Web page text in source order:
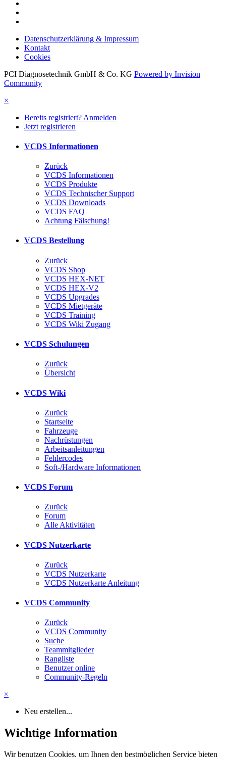
Datenschutzerklärung & Impressum
Kontakt
Cookies
PCI Diagnosetechnik GmbH & Co. KG Powered by Invision
Community
×
Bereits registriert? Anmelden
Jetzt registrieren
VCDS Informationen
Zurück
VCDS Informationen
VCDS Produkte
VCDS Technischer Support
VCDS Downloads
VCDS FAQ
Achtung Fälschung!
VCDS Bestellung
Zurück
VCDS Shop
VCDS HEX-NET
VCDS HEX-V2
VCDS Upgrades
VCDS Mietgeräte
VCDS Training
VCDS Wiki Zugang
VCDS Schulungen
Zurück
Übersicht
VCDS Wiki
Zurück
Startseite
Fahrzeuge
Nachrüstungen
Arbeitsanleitungen
Fehlercodes
Soft-/Hardware Informationen
VCDS Forum
Zurück
Forum
Alle Aktivitäten
VCDS Nutzerkarte
Zurück
VCDS Nutzerkarte
VCDS Nutzerkarte Anleitung
VCDS Community
Zurück
VCDS Community
Suche
Teammitglieder
Rangliste
Benutzer online
Community-Regeln
×
Neu erstellen...
Wichtige Information
Wir benutzen Cookies, um Ihnen den bestmöglichen Service bieten